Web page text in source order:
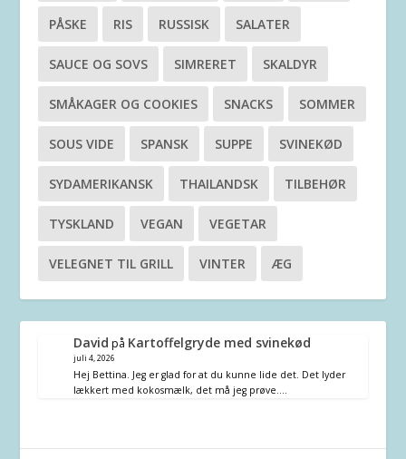
PÅSKE RIS RUSSISK SALATER
SAUCE OG SOVS SIMRERET SKALDYR
SMÅKAGER OG COOKIES SNACKS SOMMER
SOUS VIDE SPANSK SUPPE SVINEKØD
SYDAMERIKANSK THAILANDSK TILBEHØR
TYSKLAND VEGAN VEGETAR
VELEGNET TIL GRILL VINTER ÆG
David på Kartoffelgryde med svinekød
juli 4, 2026
Hej Bettina. Jeg er glad for at du kunne lide det. Det lyder
lækkert med kokosmælk, det må jeg prøve.…